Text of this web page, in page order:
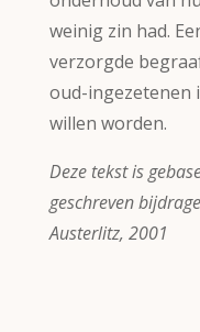
weinig zin had.
verzorgde
oud-ingezetenen
willen worden.
Deze tekst is
geschreven
Austerlitz, 2001